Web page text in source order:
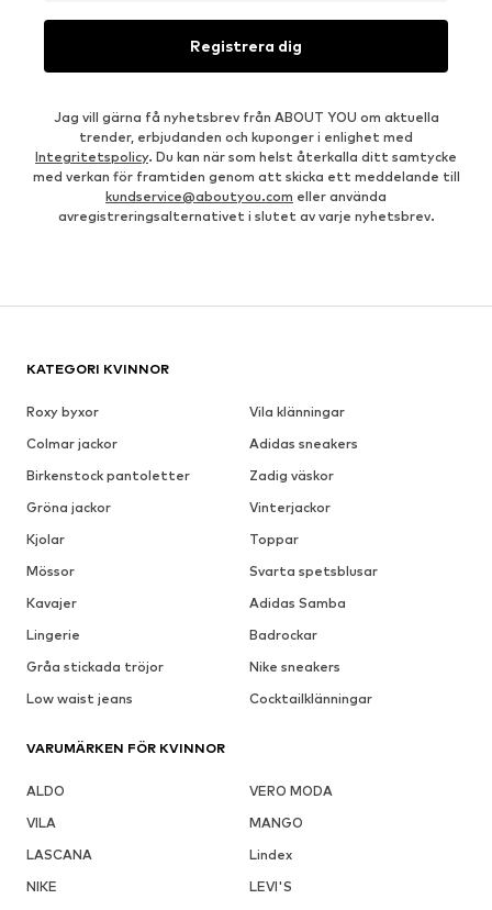
Registrera dig
Jag vill gärna få nyhetsbrev från ABOUT YOU om aktuella
trender, erbjudanden och kuponger i enlighet med
Integritetspolicy. Du kan när som helst återkalla ditt samtycke
med verkan för framtiden genom att skicka ett meddelande till
kundservice@aboutyou.com eller använda
avregistreringsalternativet i slutet av varje nyhetsbrev.
KATEGORI KVINNOR
Roxy byxor
Vila klänningar
Colmar jackor
Adidas sneakers
Birkenstock pantoletter
Zadig väskor
Gröna jackor
Vinterjackor
Kjolar
Toppar
Mössor
Svarta spetsblusar
Kavajer
Adidas Samba
Lingerie
Badrockar
Gråa stickada tröjor
Nike sneakers
Low waist jeans
Cocktailklänningar
VARUMÄRKEN FÖR KVINNOR
ALDO
VERO MODA
VILA
MANGO
LASCANA
Lindex
NIKE
LEVI'S